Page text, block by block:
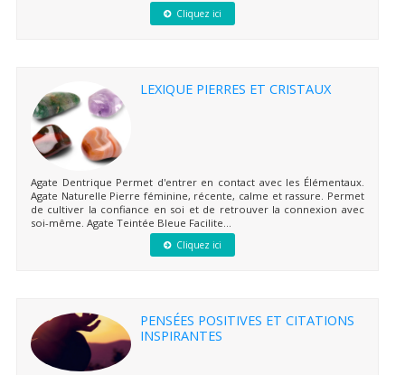
Cliquez ici
LEXIQUE PIERRES ET CRISTAUX
Agate Dentrique Permet d'entrer en contact avec les Élémentaux.
Agate Naturelle Pierre féminine, récente, calme et rassure. Permet
de cultiver la confiance en soi et de retrouver la connexion avec
soi-même. Agate Teintée Bleue Facilite...
Cliquez ici
PENSÉES POSITIVES ET CITATIONS
INSPIRANTES